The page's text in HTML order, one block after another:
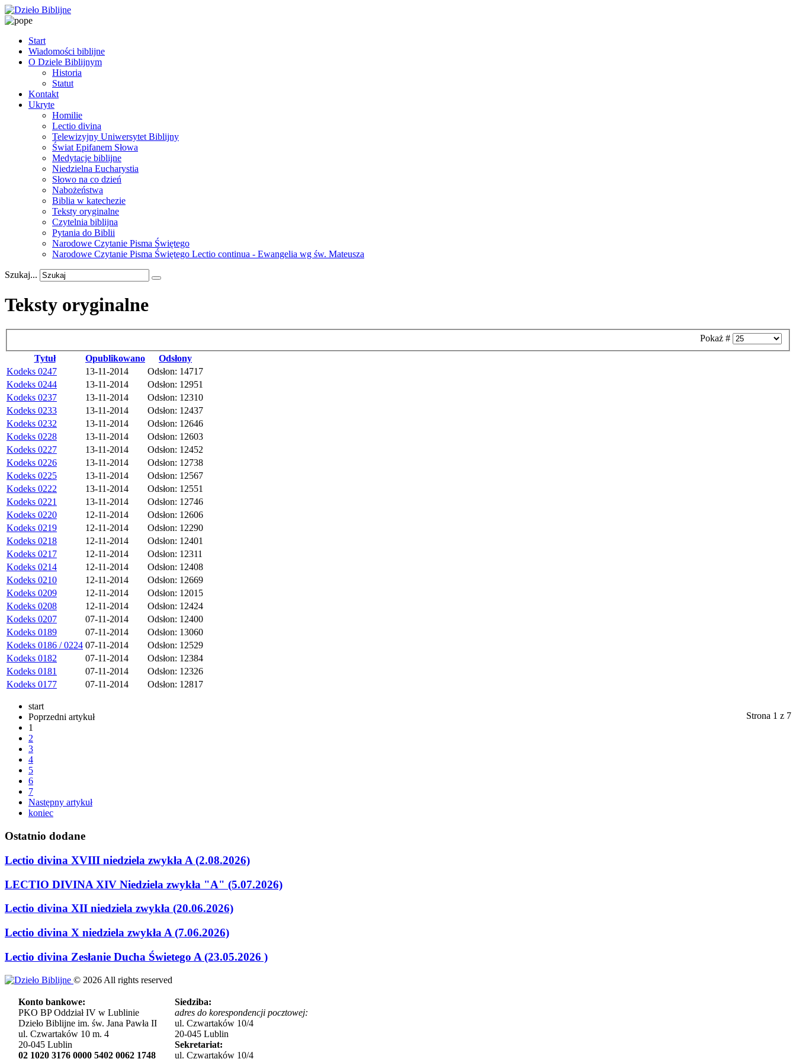
Start
Wiadomości biblijne
O Dziele Biblijnym
Historia
Statut
Kontakt
Ukryte
Homilie
Lectio divina
Telewizyjny Uniwersytet Biblijny
Świat Epifanem Słowa
Medytacje biblijne
Niedzielna Eucharystia
Słowo na co dzień
Nabożeństwa
Biblia w katechezie
Teksty oryginalne
Czytelnia biblijna
Pytania do Biblii
Narodowe Czytanie Pisma Świętego
Narodowe Czytanie Pisma Świętego Lectio continua - Ewangelia wg św. Mateusza
Szukaj...
Teksty oryginalne
Pokaż #
Tytuł
Opublikowano
Odsłony
Kodeks 0247
13-11-2014
Odsłon: 14717
Kodeks 0244
13-11-2014
Odsłon: 12951
Kodeks 0237
13-11-2014
Odsłon: 12310
Kodeks 0233
13-11-2014
Odsłon: 12437
Kodeks 0232
13-11-2014
Odsłon: 12646
Kodeks 0228
13-11-2014
Odsłon: 12603
Kodeks 0227
13-11-2014
Odsłon: 12452
Kodeks 0226
13-11-2014
Odsłon: 12738
Kodeks 0225
13-11-2014
Odsłon: 12567
Kodeks 0222
13-11-2014
Odsłon: 12551
Kodeks 0221
13-11-2014
Odsłon: 12746
Kodeks 0220
12-11-2014
Odsłon: 12606
Kodeks 0219
12-11-2014
Odsłon: 12290
Kodeks 0218
12-11-2014
Odsłon: 12401
Kodeks 0217
12-11-2014
Odsłon: 12311
Kodeks 0214
12-11-2014
Odsłon: 12408
Kodeks 0210
12-11-2014
Odsłon: 12669
Kodeks 0209
12-11-2014
Odsłon: 12015
Kodeks 0208
12-11-2014
Odsłon: 12424
Kodeks 0207
07-11-2014
Odsłon: 12400
Kodeks 0189
07-11-2014
Odsłon: 13060
Kodeks 0186 / 0224 07-11-2014
Odsłon: 12529
Kodeks 0182
07-11-2014
Odsłon: 12384
Kodeks 0181
07-11-2014
Odsłon: 12326
Kodeks 0177
07-11-2014 Odsłon: 12817
Strona 1 z 7
start
Poprzedni artykuł
1
2
3
4
5
6
7
Następny artykuł
koniec
Ostatnio dodane
Lectio divina XVIII niedziela zwykła A (2.08.2026)
LECTIO DIVINA XIV Niedziela zwykła "A" (5.07.2026)
Lectio divina XII niedziela zwykła (20.06.2026)
Lectio divina X niedziela zwykła A (7.06.2026)
Lectio divina Zesłanie Ducha Świetego A (23.05.2026 )
© 2026 All rights reserved
Konto bankowe:
PKO BP Oddział IV w Lublinie
Dzieło Biblijne im. św. Jana Pawła II
ul. Czwartaków 10 m. 4
20-045 Lublin
02 1020 3176 0000 5402 0062 1748
Siedziba:
adres do korespondencji pocztowej:
ul. Czwartaków 10/4
20-045 Lublin
Sekretariat:
ul. Czwartaków 10/4